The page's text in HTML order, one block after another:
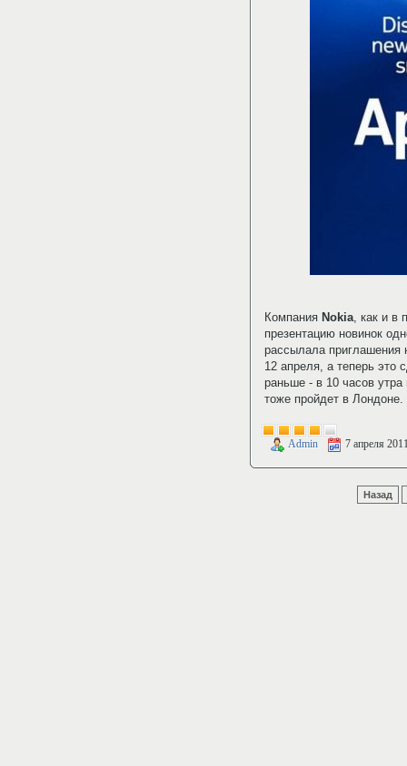
Компания Nokia, как и в
презентацию новинок
рассылала
12 апреля, а теперь это
раньше - в 10 часов
тоже пройдет в Лондоне.
Admin 7 апреля
Назад